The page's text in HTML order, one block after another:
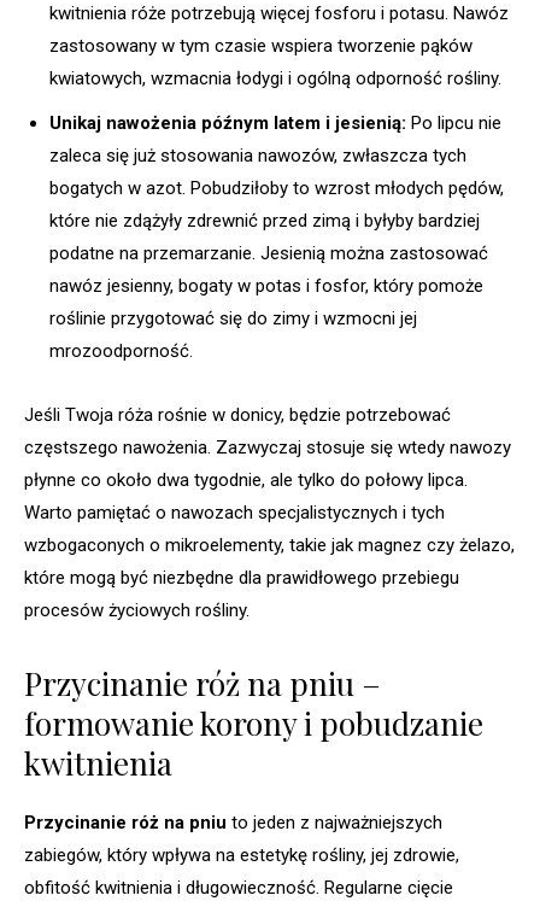
kwitnienia róże potrzebują więcej fosforu i potasu. Nawóz
zastosowany w tym czasie wspiera tworzenie pąków
kwiatowych, wzmacnia łodygi i ogólną odporność rośliny.
Unikaj nawożenia późnym latem i jesienią: Po lipcu nie
zaleca się już stosowania nawozów, zwłaszcza tych
bogatych w azot. Pobudziłoby to wzrost młodych pędów,
które nie zdążyły zdrewnić przed zimą i byłyby bardziej
podatne na przemarzanie. Jesienią można zastosować
nawóz jesienny, bogaty w potas i fosfor, który pomoże
roślinie przygotować się do zimy i wzmocni jej
mrozoodporność.
Jeśli Twoja róża rośnie w donicy, będzie potrzebować
częstszego nawożenia. Zazwyczaj stosuje się wtedy nawozy
płynne co około dwa tygodnie, ale tylko do połowy lipca.
Warto pamiętać o nawozach specjalistycznych i tych
wzbogaconych o mikroelementy, takie jak magnez czy żelazo,
które mogą być niezbędne dla prawidłowego przebiegu
procesów życiowych rośliny.
Przycinanie róż na pniu –
formowanie korony i pobudzanie
kwitnienia
Przycinanie róż na pniu to jeden z najważniejszych
zabiegów, który wpływa na estetykę rośliny, jej zdrowie,
obfitość kwitnienia i długowieczność. Regularne cięcie